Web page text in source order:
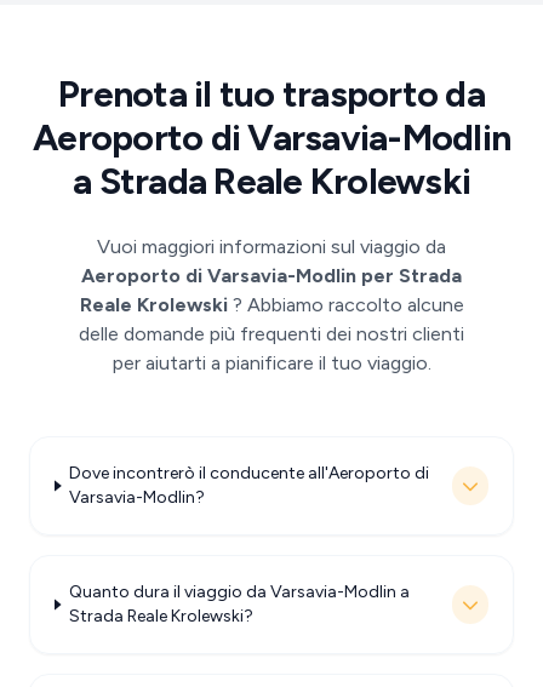
Prenota il tuo trasporto da
Aeroporto di Varsavia-Modlin
a Strada Reale Krolewski
Vuoi maggiori informazioni sul viaggio da
Aeroporto di Varsavia-Modlin per Strada
Reale Krolewski ? Abbiamo raccolto alcune
delle domande più frequenti dei nostri clienti
per aiutarti a pianificare il tuo viaggio.
Dove incontrerò il conducente all'Aeroporto di
Varsavia-Modlin?
Quanto dura il viaggio da Varsavia-Modlin a
Strada Reale Krolewski?